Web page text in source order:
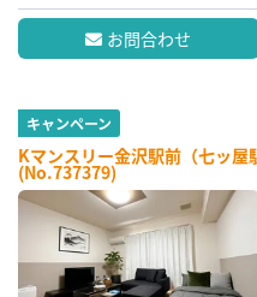
お問合わせ
キャンペーン
Kマンスリー金沢駅前（七ッ屋
(No.737379)